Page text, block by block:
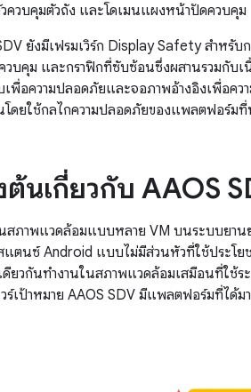
ควบคุมตัวถัง และโดเมนแผงหน้าปัดควบคุม
ยังมีเฟรมเวิร์ก Display Safety สำหรั
วบคุม และกราฟิกที่ซับซ้อนซึ่งผสานรวมกับ
เพื่อความปลอดภัยและจอภาพอ้างอิงเพื่อค
โดยใช้กลไกความปลอดภัยของแพลตฟอร์ม
นเกี่ยวกับ AAOS
นสภาพแวดล้อมแบบหลาย VM บนระบบยา
ตนซ์ Android แบบไม่มีส่วนหัวที่ใช้ประโย
ยวกันทำงานในสภาพแวดล้อมเสมือนที่ใช้ร
เป้าหมาย AAOS SDV มีแพลตฟอร์มที่ไ